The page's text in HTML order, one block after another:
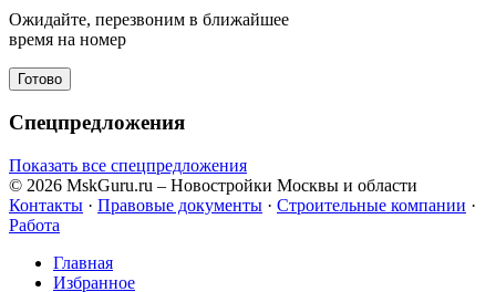
Ожидайте, перезвоним в ближайшее
время на номер
Готово
Спецпредложения
Показать все спецпредложения
© 2026 MskGuru.ru – Новостройки Москвы и области
Контакты · Правовые документы · Строительные компании ·
Работа
Главная
Избранное